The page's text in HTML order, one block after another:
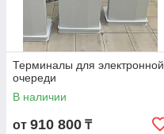
Терминалы для электронной
очереди
В наличии
от 910 800 ₸